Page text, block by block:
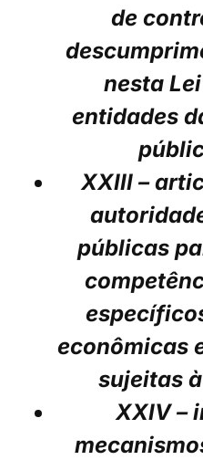
de
nesta
entidades
XXIII –
públicas
econômicas
sujeitas
XXIV –